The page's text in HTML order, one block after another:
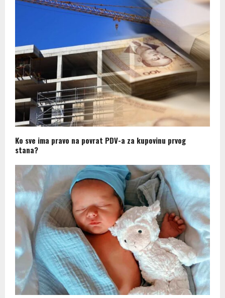
Ko sve ima pravo na povrat PDV-a za kupovinu prvog
stana?